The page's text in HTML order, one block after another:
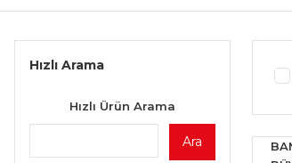
Hızlı Arama
Hızlı Ürün Arama
Ara